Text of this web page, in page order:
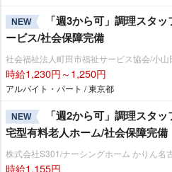
NEW
「週3から可」調理スタ
ービス/社会保障完備
社会福祉法人町田市福祉サービス協会/小
時給1,230円～1,250円
アルバイト・パート / 東京都
NEW
「週2から可」調理スタ
宅型有料老人ホーム/社会保障完備
株式会社S301/ナーシングホーム かりん名
時給1,155円